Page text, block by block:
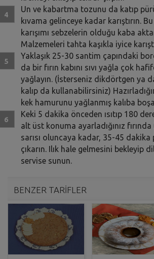
Un ve kabartma tozunu da katıp
kıvama gelinceye kadar karıştırın.
karışımı sebzelerin olduğu kaba
Malzemeleri tahta kaşıkla iyice
Yaklaşık 25-30 santim çapındaki
da bir fırın kabını sıvı yağla çok
yağlayın. (İsterseniz dikdörtgen ya
kalıp da kullanabilirsiniz)
kek hamurunu yağlanmış kalıba
Keki 5 dakika önceden ısıtıp 180
alt üst konuma ayarladığınız fırında
sarısı oluncaya kadar, 35-45 dakika
çıkarın. Ilık hale gelmesini bekleyip
servise sunun.
BENZER TARİFLER